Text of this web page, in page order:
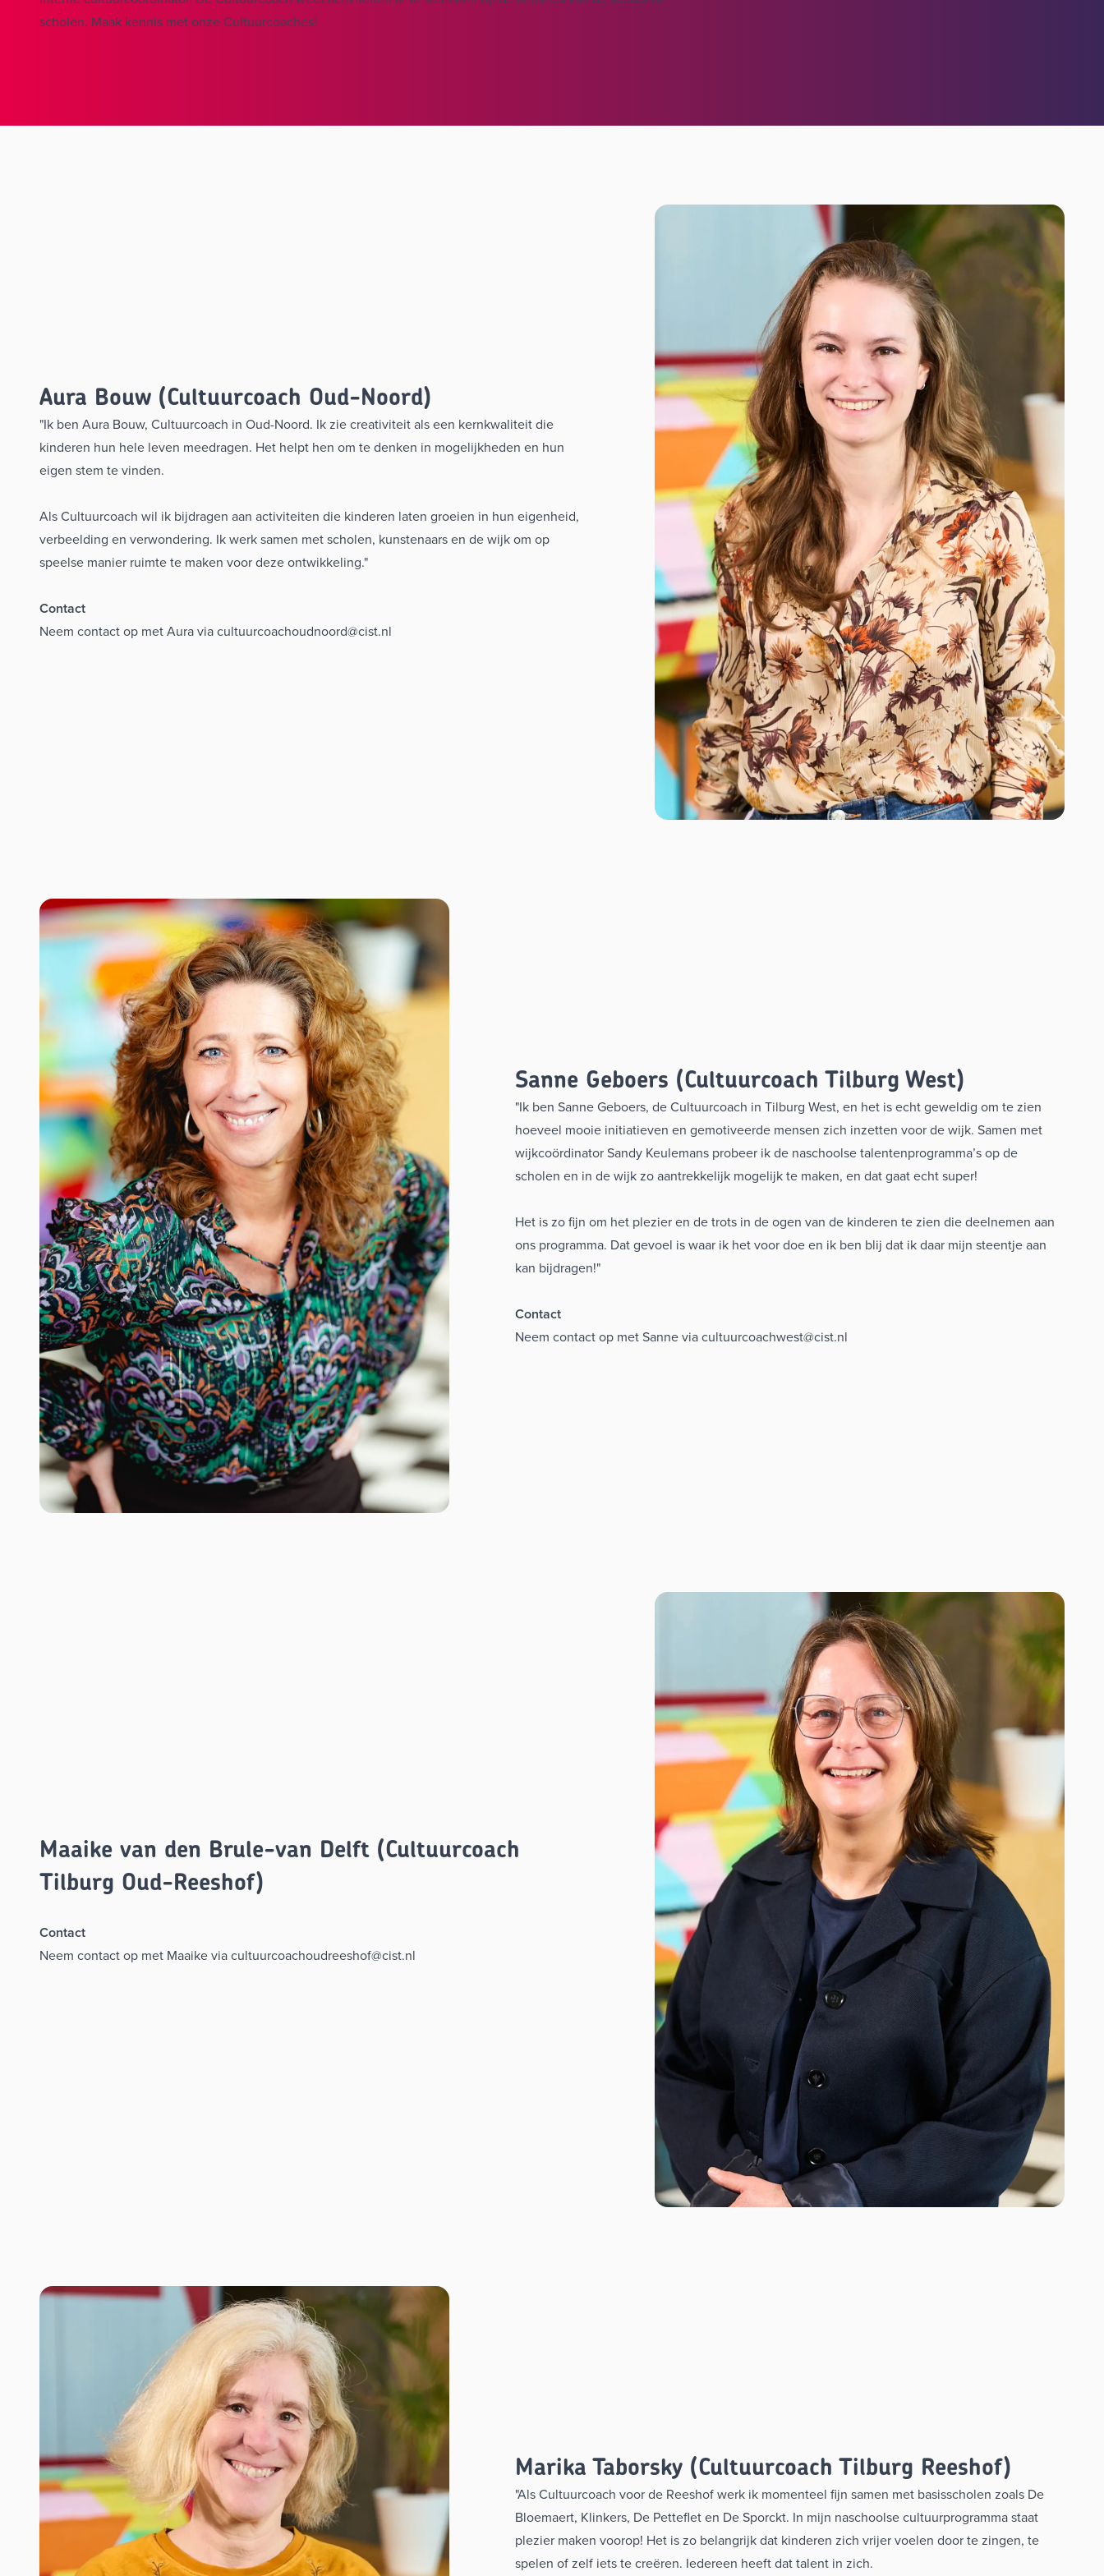
scholen. Maak kennis met onze Cultuurcoaches!
Aura Bouw (Cultuurcoach Oud-Noord)
"Ik ben Aura Bouw, Cultuurcoach in Oud-Noord. Ik zie creativiteit als een kernkwaliteit die
kinderen hun hele leven meedragen. Het helpt hen om te denken in mogelijkheden en hun
eigen stem te vinden.
Als Cultuurcoach wil ik bijdragen aan activiteiten die kinderen laten groeien in hun eigenheid,
verbeelding en verwondering. Ik werk samen met scholen, kunstenaars en de wijk om op
speelse manier ruimte te maken voor deze ontwikkeling."
Contact
Neem contact op met Aura viacultuurcoachoudnoord@cist.nl
Sanne Geboers (Cultuurcoach Tilburg West)
"Ik ben Sanne Geboers, de Cultuurcoach in Tilburg West, en het is echt geweldig om te zien
hoeveel mooie initiatieven en gemotiveerde mensen zich inzetten voor de wijk. Samen met
wijkcoördinator Sandy Keulemans probeer ik de naschoolse talentenprogramma’s op de
scholen en in de wijk zo aantrekkelijk mogelijk te maken, en dat gaat echt super!
Het is zo fijn om het plezier en de trots in de ogen van de kinderen te zien die deelnemen aan
ons programma. Dat gevoel is waar ik het voor doe en ik ben blij dat ik daar mijn steentje aan
kan bijdragen!"
Contact
Neem contact op met Sanne viacultuurcoachwest@cist.nl
Maaike van den Brule-van Delft (Cultuurcoach
Tilburg Oud-Reeshof)
Contact
Neem contact op met Maaike viacultuurcoachoudreeshof@cist.nl
Marika Taborsky (Cultuurcoach Tilburg Reeshof)
"Als Cultuurcoach voor de Reeshof werk ik momenteel fijn samen met basisscholen zoals De
Bloemaert, Klinkers, De Petteflet en De Sporckt. In mijn naschoolse cultuurprogramma staat
plezier maken voorop! Het is zo belangrijk dat kinderen zich vrijer voelen door te zingen, te
spelen of zelf iets te creëren. Iedereen heeft dat talent in zich.